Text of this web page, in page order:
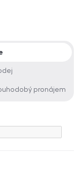
nabídky
pronájem